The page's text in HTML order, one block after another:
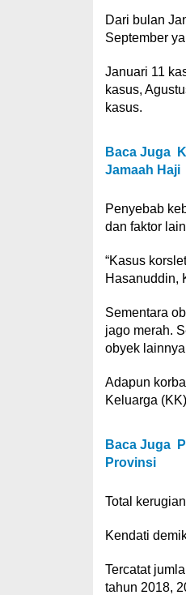
Dari bulan
September
Januari 11
kasus,
kasus.
Baca Juga
Jamaah Haji
Penyebab
dan faktor
“Kasus
Hasanuddin,
Sementara
jago merah.
obyek
Adapun
Keluarga
Baca Juga
Provinsi
Total
Kendati
Tercatat
tahun 2018,